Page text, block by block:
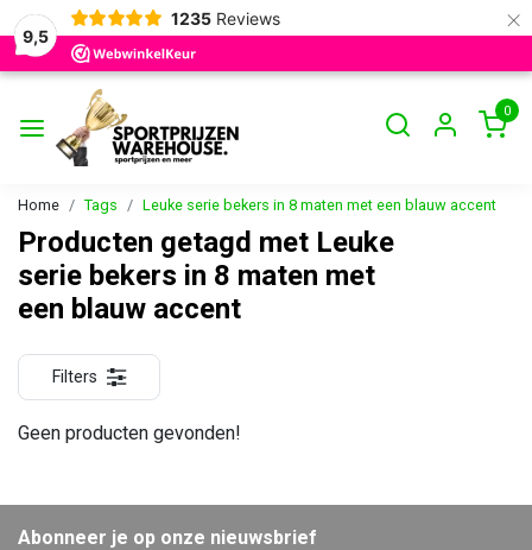
9,5
1235 Reviews ×
0
Home Tags Leuke serie bekers in 8 maten met een blauw accent
Producten getagd met Leuke
serie bekers in 8 maten met
een blauw accent
Filters
Geen producten gevonden!
Abonneer je op onze nieuwsbrief